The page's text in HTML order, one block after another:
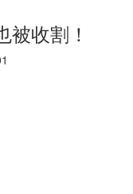
收割！